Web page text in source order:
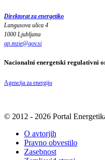
Direktorat za energetiko
Langusova ulica 4
1000 Ljubljana
gp.mzie@gov.si
Nacionalni energetski regulativni
Agencija za energijo
© 2012 - 2026 Portal
O avtorjih
Pravno obvestilo
Zasebnost